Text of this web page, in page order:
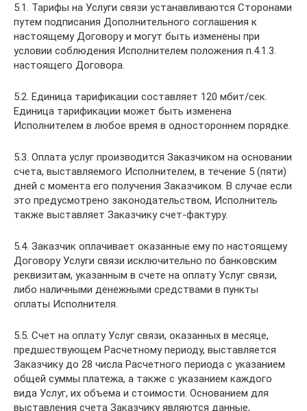
5.1. Тарифы на Услуги связи устанавливаются Сторонами
путем подписания Дополнительного соглашения к
настоящему Договору и могут быть изменены при
условии соблюдения Исполнителем положения п.4.1.3.
настоящего Договора.
5.2. Единица тарификации составляет 120 мбит/сек.
Единица тарификации может быть изменена
Исполнителем в любое время в одностороннем порядке.
5.3. Оплата услуг производится Заказчиком на основании
счета, выставляемого Исполнителем, в течение 5 (пяти)
дней с момента его получения Заказчиком. В случае если
это предусмотрено законодательством, Исполнитель
также выставляет Заказчику счет-фактуру.
5.4. Заказчик оплачивает оказанные ему по настоящему
Договору Услуги связи исключительно по банковским
реквизитам, указанным в счете на оплату Услуг связи,
либо наличными денежными средствами в пункты
оплаты Исполнителя.
5.5. Счет на оплату Услуг связи, оказанных в месяце,
предшествующем Расчетному периоду, выставляется
Заказчику до 28 числа Расчетного периода с указанием
общей суммы платежа, а также с указанием каждого
вида Услуг, их объема и стоимости. Основанием для
выставления счета Заказчику являются данные,